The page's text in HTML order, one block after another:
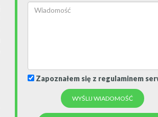
Zapoznałem się z regulaminem